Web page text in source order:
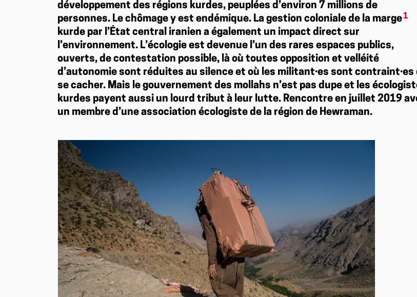
développement des régions kurdes, peuplées d’environ 7 millions de
personnes. Le chômage y est endémique. La gestion coloniale de la marge1
kurde par l’État central iranien a également un impact direct sur
l’environnement. L’écologie est devenue l’un des rares espaces publics,
ouverts, de contestation possible, là où toutes opposition et velléité
d’autonomie sont réduites au silence et où les militant·es sont contraint·es
se cacher. Mais le gouvernement des mollahs n’est pas dupe et les
kurdes payent aussi un lourd tribut à leur lutte. Rencontre en juillet 2019
un membre d’une association écologiste de la région de Hewraman.